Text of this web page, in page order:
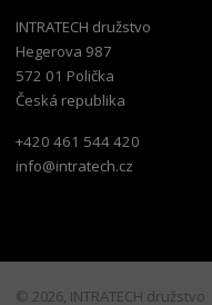
INTRATECH družstvo
Hegerova 987
572 01 Polička
Česká republika
+420 461 544 420
info@intratech.cz
© 2026, INTRATECH družstvo